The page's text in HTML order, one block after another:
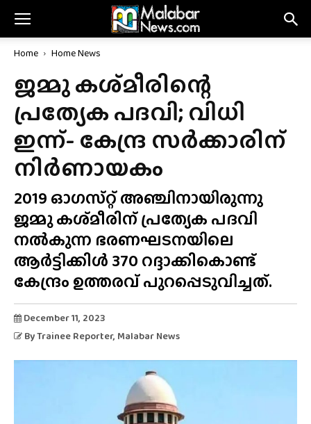
Home Home News
ജമ്മു കശ്‌മീരിന്റെ
പ്രത്യേക പദവി; വിധി
ഇന്ന്- കേന്ദ്ര സർക്കാരിന്
നിർണായകം
2019 ഓഗസ്‌റ്റ് അഞ്ചിനായിരുന്നു
ജമ്മു കശ്‌മീരിന് പ്രത്യേക പദവി
നൽകുന്ന ഭരണഘടനയിലെ
ആർട്ടിക്കിൾ 370 റദ്ദാക്കികൊണ്ട്
കേന്ദ്രം ഉത്തരവ് പുറപ്പെടുവിച്ചത്.
December 11, 2023
ByTrainee Reporter, Malabar News